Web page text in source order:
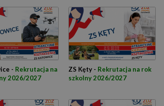
- Rekrutacja na
2026/2027
ZS Kęty - Rekrutacja na rok
szkolny 2026/2027